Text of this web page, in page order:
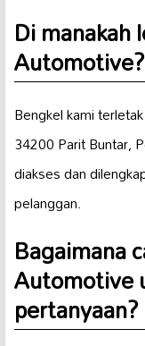
Di manakah
Automotive?
Bengkel kami
34200 Parit Buntar,
diakses dan
pelanggan.
Bagaimana
Automotive
pertanyaan?